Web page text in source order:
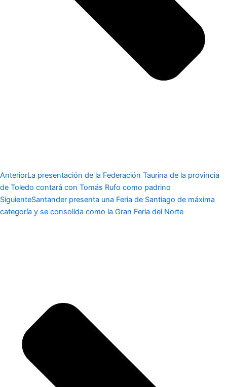
AnteriorLa presentación de la Federación Taurina de la provincia
de Toledo contará con Tomás Rufo como padrino
SiguienteSantander presenta una Feria de Santiago de máxima
categoría y se consolida como la Gran Feria del Norte